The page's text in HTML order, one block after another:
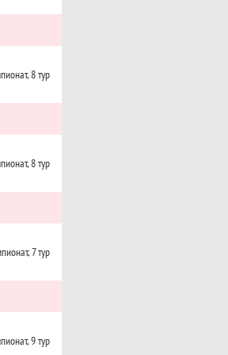
8 тур
8 тур
7 тур
9 тур